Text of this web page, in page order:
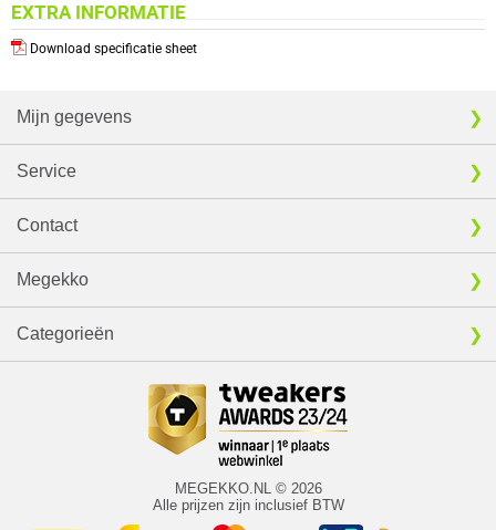
EXTRA INFORMATIE
Download specificatie sheet
Mijn gegevens
Service
Contact
Megekko
Categorieën
MEGEKKO.NL © 2026
Alle prijzen zijn inclusief BTW